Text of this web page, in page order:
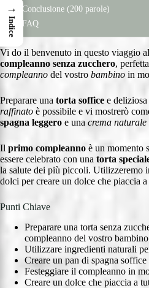
Conclusione (200 parole)
FAQ
Vi do il benvenuto in questo viaggio
compleanno senza zucchero,
compleanno del vostro bambino in
Preparare una torta soffice e
raffinato è possibile e vi mostrerò
spagna leggero e una crema naturale
Il primo compleanno è un momento
essere celebrato con una torta
la salute dei più piccoli. Utilizzeremo
dolci per creare un dolce che piaccia
Punti Chiave
Preparare una torta senza
compleanno del vostro
Utilizzare ingredienti naturali
Creare un pan di spagna
Festeggiare il compleanno in
Creare un dolce che piaccia a
→
Indice